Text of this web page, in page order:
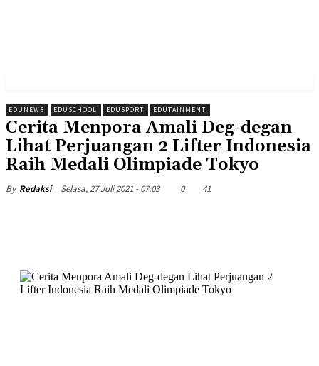
EDUNEWS EDUSCHOOL EDUSPORT EDUTAINMENT
Cerita Menpora Amali Deg-degan
Lihat Perjuangan 2 Lifter Indonesia
Raih Medali Olimpiade Tokyo
By Redaksi Selasa, 27 Juli 2021 - 07:03 0 41